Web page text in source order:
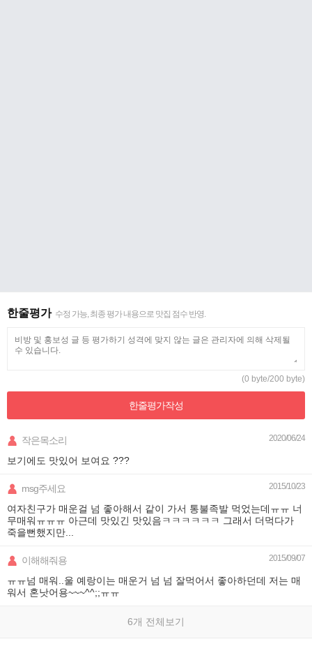
한줄평가 수정 가능, 최종 평가 내용으로 맛집 점수 반영.
(0 byte/200 byte)
한줄평가작성
작은목소리 2020/06/24
보기에도 맛있어 보여요 ???
msg주세요 2015/10/23
여자친구가 매운걸 넘 좋아해서 같이 가서 통불족발 먹었는데ㅠㅠ 너
무매워ㅠㅠㅠ 아근데 맛있긴 맛있음ㅋㅋㅋㅋㅋㅋ 그래서 더먹다가
죽을뻔했지만...
이해해줘용 2015/09/07
ㅠㅠ넘 매워..울 예랑이는 매운거 넘 넘 잘먹어서 좋아하던데 저는 매
워서 혼낫어용~~~^^;;ㅠㅠ
6개 전체보기